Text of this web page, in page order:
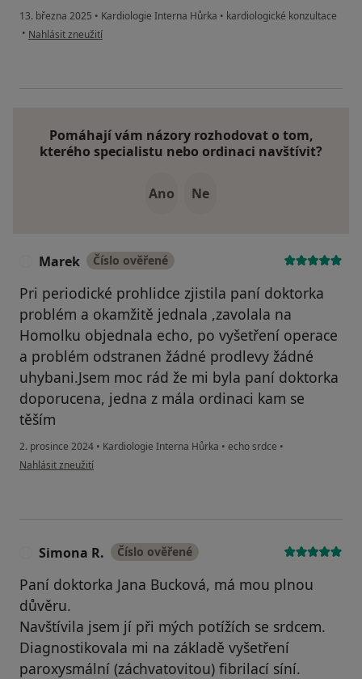
13. března 2025 • Kardiologie Interna Hůrka • kardiologické konzultace
• podle názoru uživatele Hanka
Nahlásit zneužití
Pomáhají vám názory rozhodovat o tom,
kterého specialistu nebo ordinaci navštívit?
Ano Ne
Marek Číslo ověřené
Pri periodické prohlidce zjistila paní doktorka
problém a okamžitě jednala ,zavolala na
Homolku objednala echo, po vyšetření operace
a problém odstranen žádné prodlevy žádné
uhybani.Jsem moc rád že mi byla paní doktorka
doporucena, jedna z mála ordinaci kam se
těším
2. prosince 2024 • Kardiologie Interna Hůrka • echo srdce •
podle názoru uživatele Marek
Nahlásit zneužití
Simona R. Číslo ověřené
Paní doktorka Jana Bucková, má mou plnou
důvěru.
Navštívila jsem jí při mých potížích se srdcem.
Diagnostikovala mi na základě vyšetření
paroxysmální (záchvatovitou) fibrilací síní.